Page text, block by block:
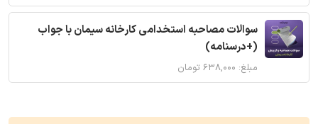
سوالات مصاحبه استخدامی کارخانه سیمان با جواب
(+درسنامه)
مبلغ: ۶۳۸,۰۰۰ تومان